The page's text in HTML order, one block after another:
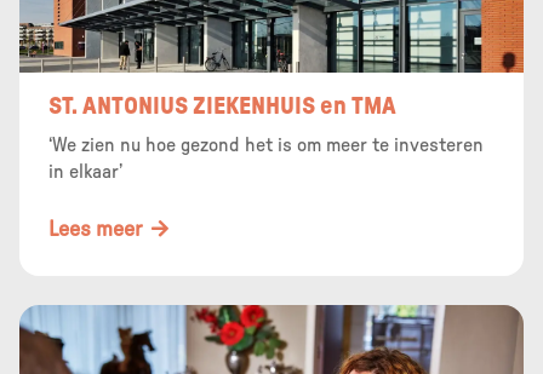
ST. ANTONIUS ZIEKENHUIS en TMA
‘We zien nu hoe gezond het is om meer te investeren
in elkaar’
Lees meer